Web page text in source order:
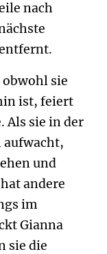
nach
obwohl sie
ist, feiert
Als sie in der
aufwacht,
und
andere
im
Gianna
sie die